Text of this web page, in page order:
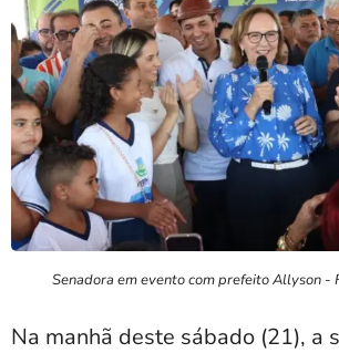
Senadora em evento com prefeito Allyson -
Na manhã deste sábado (21), a